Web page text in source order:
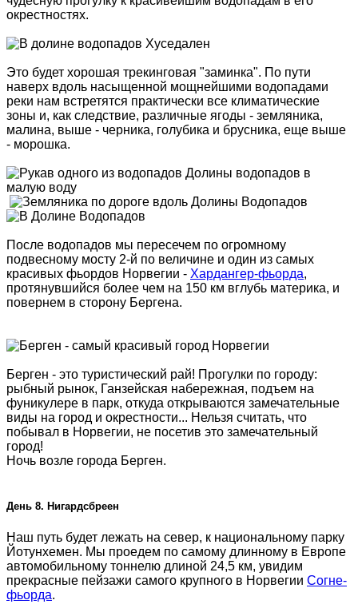
окрестностях.
Это будет хорошая трекинговая "заминка". По пути
наверх вдоль насыщенной мощнейшими водопадами
реки нам встретятся практически все климатические
зоны и, как следствие, различные ягоды - земляника,
малина, выше - черника, голубика и брусника, еще выше
- морошка.
После водопадов мы пересечем по огромному
подвесному мосту 2-й по величине и один из самых
красивых фьордов Норвегии - Хардангер-фьорда,
протянувшийся более чем на 150 км вглубь материка, и
повернем в сторону Бергена.
Берген - это туристический рай! Прогулки по городу:
рыбный рынок, Ганзейская набережная, подъем на
фуникулере в парк, откуда открываются замечательные
виды на город и окрестности... Нельзя считать, что
побывал в Норвегии, не посетив это замечательный
город!
Ночь возле города Берген.
День 8. Нигардсбреен
Наш путь будет лежать на север, к национальному парку
Йотунхемен. Мы проедем по самому длинному в Европе
автомобильному тоннелю длиной 24,5 км, увидим
прекрасные пейзажи самого крупного в Норвегии Согне-
фьорда.